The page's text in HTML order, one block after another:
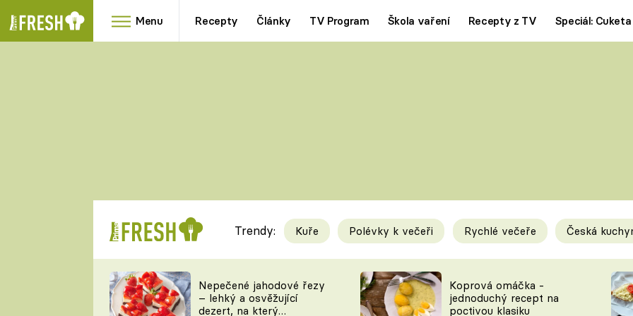
Menu Recepty Články TV Program Škola vaření Recepty z TV Speciál: Cuketa
RYCHLOVKY
Videorecepty
TEĎ VAŘÍ ŠÉF!
Tipy a triky
KAM ZA JÍDLEM
Trendy: Kuře Polévky k večeři Rychlé večeře Česká
Nepečené jahodové řezy
– lehký a osvěžující
dezert, na který
Koprová omáčka -
jednoduchý recept na
poctivou klasiku